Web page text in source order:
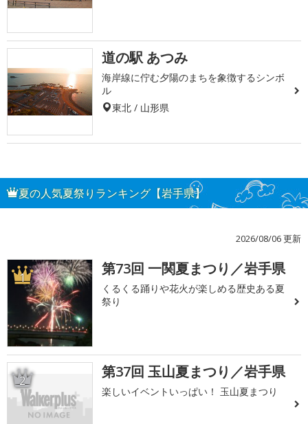
道の駅 あつみ
海岸線に佇む夕陽のまちを象徴するシンボ
ル
東北 / 山形県
夏の人気夏祭りランキング【岩手県】
2026/08/06 更新
1 第73回 一関夏まつり／岩手県
くるくる踊りや花火が楽しめる歴史ある夏
祭り
2 第37回 玉山夏まつり／岩手県
楽しいイベントいっぱい！ 玉山夏まつり